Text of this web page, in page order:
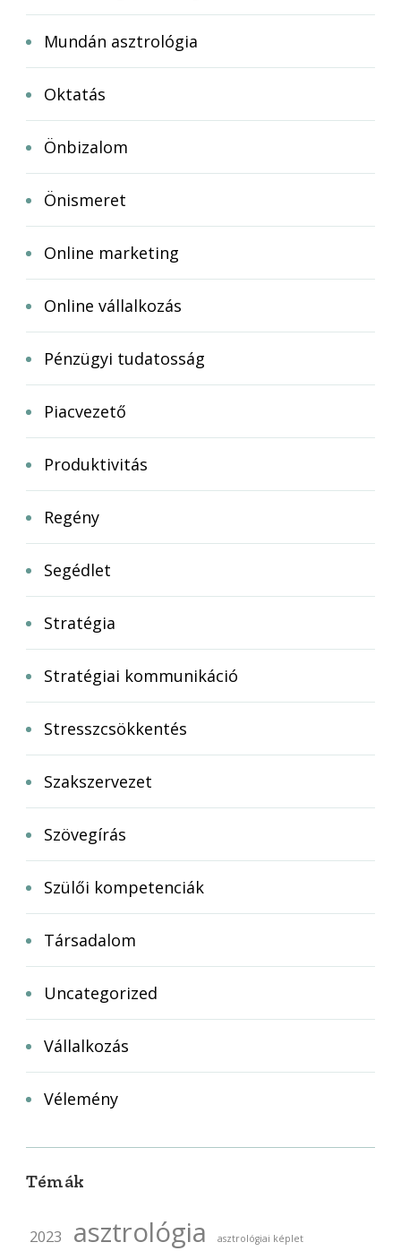
Mundán asztrológia
Oktatás
Önbizalom
Önismeret
Online marketing
Online vállalkozás
Pénzügyi tudatosság
Piacvezető
Produktivitás
Regény
Segédlet
Stratégia
Stratégiai kommunikáció
Stresszcsökkentés
Szakszervezet
Szövegírás
Szülői kompetenciák
Társadalom
Uncategorized
Vállalkozás
Vélemény
Témák
2023 asztrológia asztrológiai képlet